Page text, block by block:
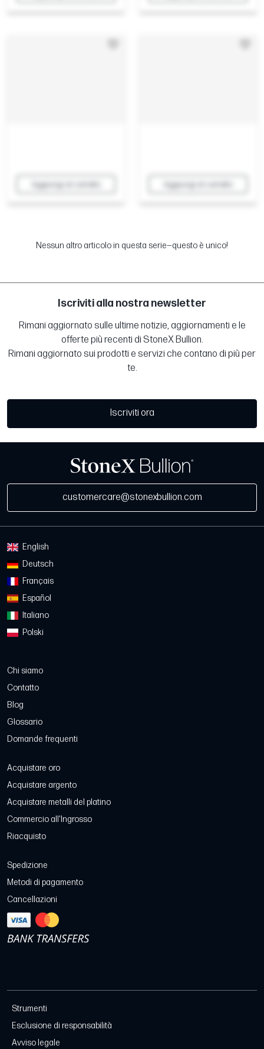
Aggiungi al carrello Aggiungi al carrello
Nessun altro articolo in questa serie—questo è unico!
Iscriviti alla nostra newsletter
Rimani aggiornato sulle ultime notizie, aggiornamenti e le
offerte più recenti di StoneX Bullion.
Rimani aggiornato sui prodotti e servizi che contano di più per
te.
Iscriviti ora
customercare@stonexbullion.com
English
Deutsch
Français
Español
Italiano
Polski
Chi siamo
Contatto
Blog
Glossario
Domande frequenti
Acquistare oro
Acquistare argento
Acquistare metalli del platino
Commercio all'Ingrosso
Riacquisto
Spedizione
Metodi di pagamento
Cancellazioni
Strumenti
Esclusione di responsabilità
Avviso legale